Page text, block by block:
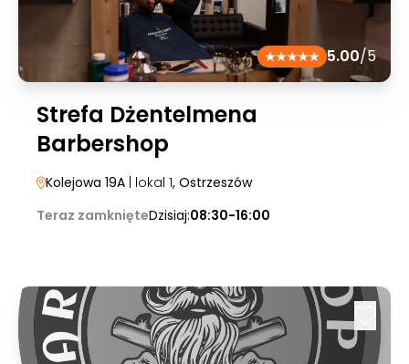
5.00/5
Strefa Dżentelmena
Barbershop
Kolejowa 19A | lokal 1, Ostrzeszów
Teraz zamknięteDzisiaj:08:30-16:00